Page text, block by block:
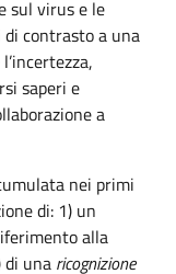
sul virus e le
contrasto a una
saperi e
a
nei primi
di: 1) un
alla
di una ricognizione